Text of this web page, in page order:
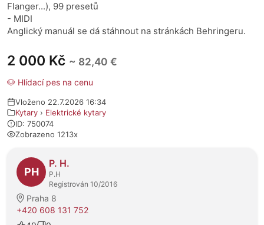
2 000 Kč ~ 82,40 €
🐶 Hlídací pes na cenu
Vloženo 22.7.2026 16:34
Kytary › Elektrické kytary
ID: 750074
Zobrazeno 1213x
O prodejci
PH
P. H.
P.H
Registrován 10/2016
Praha 8
+420 608 131 752
Flanger...), 99 presetů
- MIDI
Anglický manuál se dá stáhnout na stránkách Behringeru.